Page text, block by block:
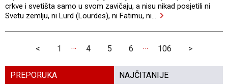
crkve i svetišta samo u svom zavičaju, a nisu nikad posjetili ni
Svetu zemlju, ni Lurd (Lourdes), ni Fatimu, ni…
< 1 … 4 5 6 … 106 >
PREPORUKA NAJČITANIJE